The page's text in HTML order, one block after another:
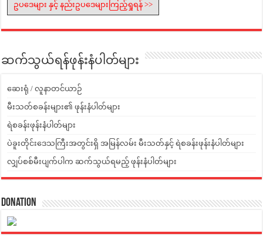
ဥပဒေများ နှင့် နည်းဥပဒေများကြည့်ရှုရန် >>
ဆက်သွယ်ရန်ဖုန်းနံပါတ်များ
ဆေးရုံ / လူနာတင်ယာဉ်
မီးသတ်စခန်းများ၏ ဖုန်းနံပါတ်များ
ရဲစခန်းဖုန်းနံပါတ်များ
ပဲခူးတိုင်းဒေသကြီးအတွင်းရှိ အမြန်လမ်း မီးသတ်နှင့် ရဲစခန်းဖုန်းနံပါတ်များ
လျှပ်စစ်မီးပျက်ပါက ဆက်သွယ်ရမည့် ဖုန်းနံပါတ်များ
Donation